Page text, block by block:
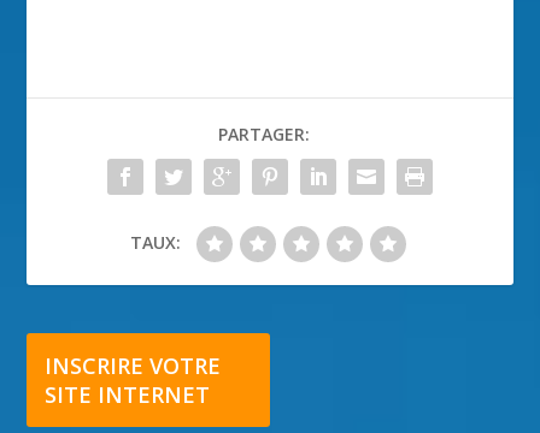
PARTAGER:
TAUX:
INSCRIRE VOTRE
SITE INTERNET